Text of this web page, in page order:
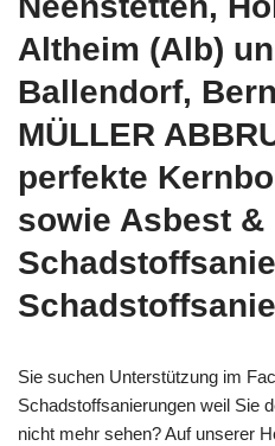
Altheim (Alb)
Ballendorf,
MÜLLER
perfekte
sowie Asbest &
Sie suchen Unterstützung im
Schadstoffsanierungen weil Sie
nicht mehr sehen? Auf unserer